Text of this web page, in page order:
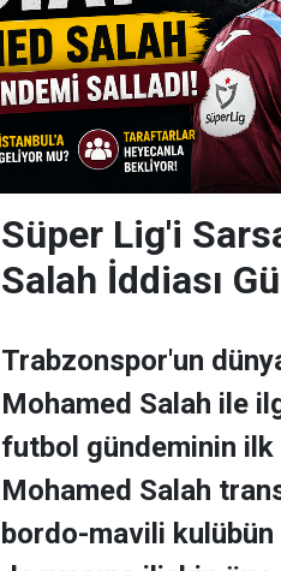
Süper Lig'i
Salah İddiası
Trabzonspor'un
Mohamed Salah ile
futbol gündeminin ilk
Mohamed Salah
bordo-mavili